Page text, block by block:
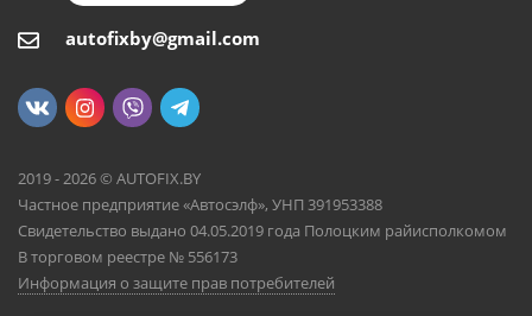
autofixby@gmail.com
2019 - 2026 © AUTOFIX.BY
Частное предприятие «Автосэлф», УНП 391953388
Свидетельство выдано 04.05.2019 года Полоцким райисполкомом
В торговом реестре № 556173
Информация о защите прав потребителей